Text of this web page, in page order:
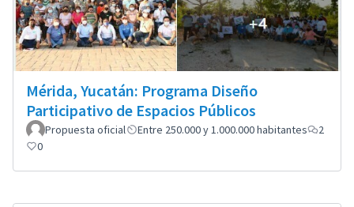
Mérida, Yucatán: Programa Diseño
Participativo de Espacios Públicos
Propuesta oficial Entre 250.000 y 1.000.000 habitantes
2
0